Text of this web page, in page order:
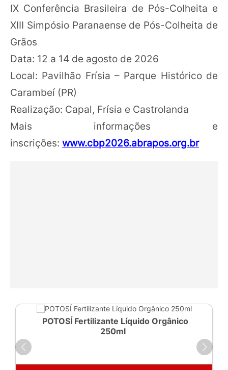
IX Conferência Brasileira de Pós-Colheita e
XIII Simpósio Paranaense de Pós-Colheita de
Grãos
Data: 12 a 14 de agosto de 2026
Local: Pavilhão Frísia – Parque Histórico de
Carambeí (PR)
Realização: Capal, Frísia e Castrolanda
Mais informações e
inscrições: www.cbp2026.abrapos.org.br
POTOSÍ Fertilizante Líquido Orgânico
250ml